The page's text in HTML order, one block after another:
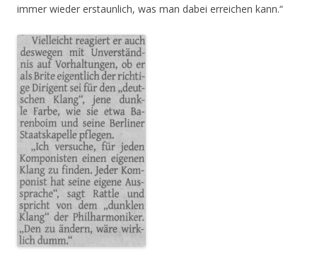
immer wieder erstaunlich, was man dabei erreichen kann.“